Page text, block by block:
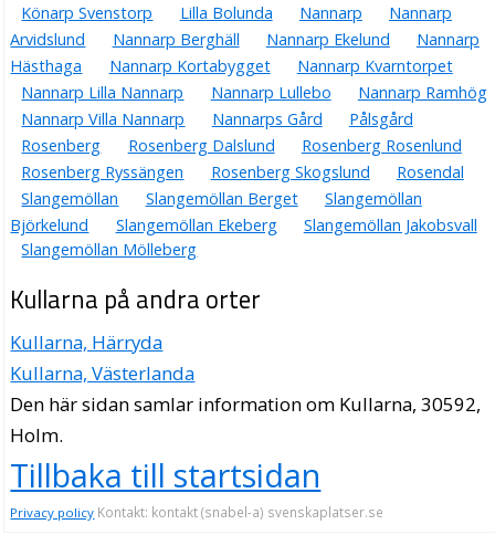
Könarp Svenstorp
Lilla Bolunda Nannarp
Nannarp
Arvidslund
Nannarp Berghäll Nannarp Ekelund
Nannarp
Hästhaga
Nannarp Kortabygget
Nannarp Kvarntorpet
Nannarp Lilla Nannarp
Nannarp Lullebo
Nannarp Ramhög
Nannarp Villa Nannarp
Nannarps Gård
Pålsgård
Rosenberg
Rosenberg Dalslund
Rosenberg Rosenlund
Rosenberg Ryssängen
Rosenberg Skogslund
Rosendal
Slangemöllan
Slangemöllan Berget
Slangemöllan
Björkelund
Slangemöllan Ekeberg
Slangemöllan Jakobsvall
Slangemöllan Mölleberg
Kullarna på andra orter
Kullarna, Härryda
Kullarna, Västerlanda
Den här sidan samlar information om Kullarna, 30592,
Holm.
Tillbaka till startsidan
Privacy policy Kontakt: kontakt (snabel-a) svenskaplatser.se